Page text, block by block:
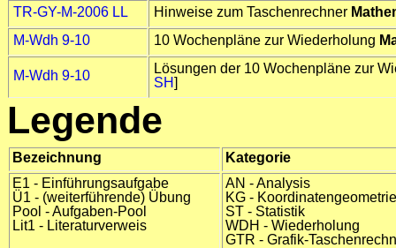
TR-GY-M-2006 LL
Hinweise zum Taschenrechner
M-Wdh 9-10
10 Wochenpläne zur Wiederholung
M-Wdh 9-10
Lösungen der 10 Wochenpläne zur
SH]
Legende
Bezeichnung
Kategorie
E1 - Einführungsaufgabe
Ü1 - (weiterführende) Übung
Pool - Aufgaben-Pool
Lit1 - Literaturverweis
AN - Analysis
KG - Koordinatengeometrie
ST - Statistik
WDH - Wiederholung
GTR - Grafik-